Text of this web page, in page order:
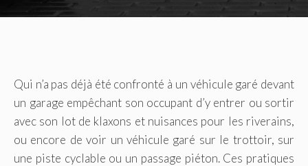
Qui n’a pas déjà été confronté à un véhicule garé devant
un garage empêchant son occupant d’y entrer ou sortir
avec son lot de klaxons et nuisances pour les riverains,
ou encore de voir un véhicule garé sur le trottoir, sur
une piste cyclable ou un passage piéton. Ces pratiques